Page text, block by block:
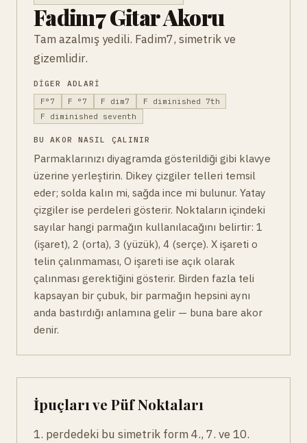
Fadim7 Gitar Akoru
Tam azalmış yedili. Fadim7, simetrik ve
gizemlidir.
DIGER ADLARI
F°7
F °7 F dim7
F diminished 7th
F diminished seventh
BU AKOR NASIL ÇALINIR
Parmaklarınızı diyagramda gösterildiği gibi klavye
üzerine yerleştirin. Dikey çizgiler telleri temsil
eder; solda kalın mi, sağda ince mi bulunur. Yatay
çizgiler ise perdeleri gösterir. Noktaların içindeki
sayılar hangi parmağın kullanılacağını belirtir: 1
(işaret), 2 (orta), 3 (yüzük), 4 (serçe). X işareti o
telin çalınmaması, O işareti ise açık olarak
çalınması gerektiğini gösterir. Birden fazla teli
kapsayan bir çubuk, bir parmağın hepsini aynı
anda bastırdığı anlamına gelir — buna bare akor
denir.
İpuçları ve Püf Noktaları
1. perdedeki bu simetrik form 4., 7. ve 10.